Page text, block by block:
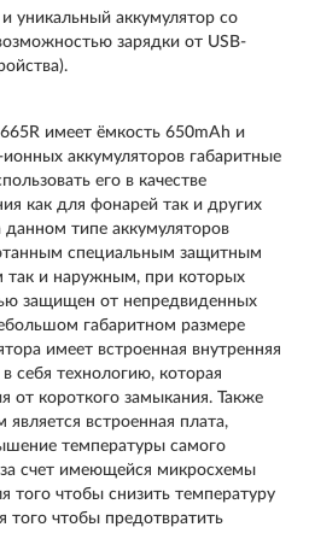
уникальный аккумулятор со
зарядки от USB-
имеет ёмкость 650mAh и
аккумуляторов габаритные
его в качестве
как для фонарей так и других
типе аккумуляторов
специальным защитным
так и наружным, при которых
защищен от непредвиденных
габаритном размере
имеет встроенная внутренняя
себя технологию, которая
от короткого замыкания. Также
встроенная плата,
температуры самого
счет имеющейся микросхемы
того чтобы снизить температуру
того чтобы предотвратить